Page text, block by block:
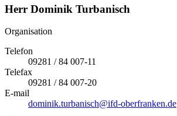
Herr Dominik Turbanisch
Organisation
Telefon
09281 / 84 007-11
Telefax
09281 / 84 007-20
E-mail
dominik.turbanisch@ifd-oberfranken.de